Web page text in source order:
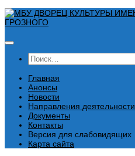
Перейти
к
Найти:
Главная
Анонсы
Новости
Направления деятельности
Документы
Контакты
Версия для слабовидящих
Карта сайта